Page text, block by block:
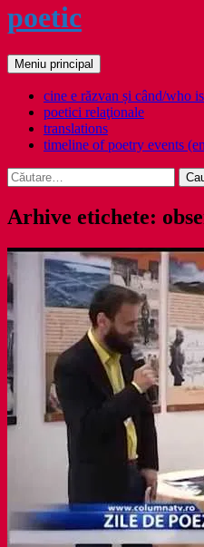
poetic
Caută
Meniu principal
cine e răzvan și când/who
poetici relaţionale
translations
timeline of poetry events
Caută
după:
Arhive etichete: